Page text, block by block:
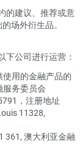
的建议、推荐或意
场外衍生品。
公司进行运营：
用的金融产品的
务委员会
，注册地址
11328,
361, 澳大利亚金融